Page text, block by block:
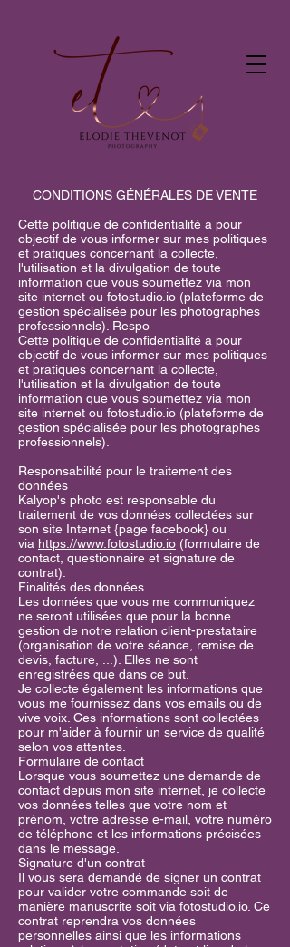
CONDITIONS GÉNÉRALES DE VENTE
Cette politique de confidentialité a pour
objectif de vous informer sur mes politiques
et pratiques concernant la collecte,
l'utilisation et la divulgation de toute
information que vous soumettez via mon
site internet ou fotostudio.io (plateforme de
gestion spécialisée pour les photographes
professionnels). Respo
Cette politique de confidentialité a pour
objectif de vous informer sur mes politiques
et pratiques concernant la collecte,
l'utilisation et la divulgation de toute
information que vous soumettez via mon
site internet ou fotostudio.io (plateforme de
gestion spécialisée pour les photographes
professionnels).
Responsabilité pour le traitement des
données
Kalyop's photo est responsable du
traitement de vos données collectées sur
son site Internet {page facebook} ou
via https://www.fotostudio.io (formulaire de
contact, questionnaire et signature de
contrat).
Finalités des données
Les données que vous me communiquez
ne seront utilisées que pour la bonne
gestion de notre relation client-prestataire
(organisation de votre séance, remise de
devis, facture, ...). Elles ne sont
enregistrées que dans ce but.
Je collecte également les informations que
vous me fournissez dans vos emails ou de
vive voix. Ces informations sont collectées
pour m'aider à fournir un service de qualité
selon vos attentes.
Formulaire de contact
Lorsque vous soumettez une demande de
contact depuis mon site internet, je collecte
vos données telles que votre nom et
prénom, votre adresse e-mail, votre numéro
de téléphone et les informations précisées
dans le message.
Signature d'un contrat
Il vous sera demandé de signer un contrat
pour valider votre commande soit de
manière manuscrite soit via fotostudio.io. Ce
contrat reprendra vos données
personnelles ainsi que les informations